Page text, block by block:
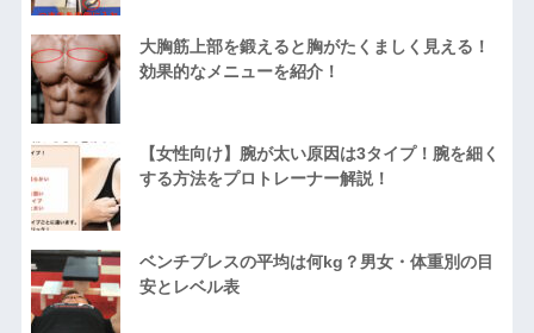
大胸筋上部を鍛えると胸がたくましく見える！
効果的なメニューを紹介！
【女性向け】腕が太い原因は3タイプ！腕を細く
する方法をプロトレーナー解説！
ベンチプレスの平均は何kg？男女・体重別の目
安とレベル表